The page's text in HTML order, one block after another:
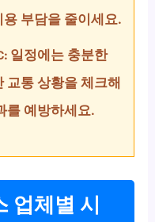
부담을 줄이세요.
일정에는 충분한
교통 상황을 체크해
를 예방하세요.
업체별 시